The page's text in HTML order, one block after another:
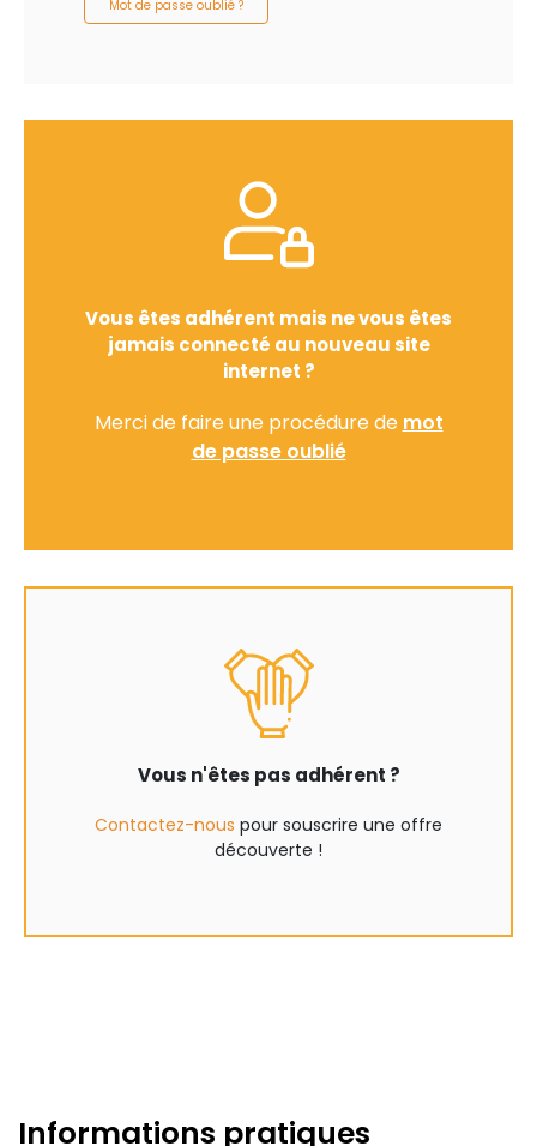
Mot de passe oublié ?
Vous êtes adhérent mais ne vous êtes
jamais connecté au nouveau site
internet ?
Merci de faire une procédure de mot
de passe oublié
Vous n'êtes pas adhérent ?
Contactez-nous pour souscrire une offre
découverte !
Informations pratiques